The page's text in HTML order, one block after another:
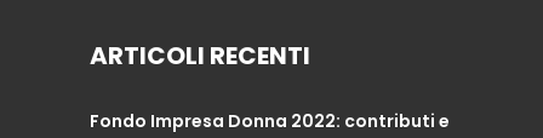
ARTICOLI RECENTI
Fondo Impresa Donna 2022: contributi e